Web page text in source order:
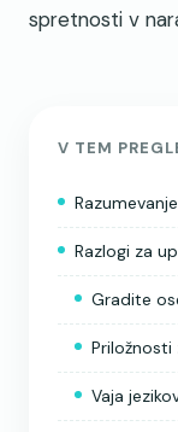
spretnosti v
V TEM
Razlogi za
Gradite
Priložnosti
Vaja